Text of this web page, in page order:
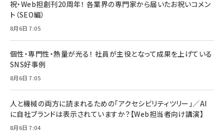
祝・Web担創刊20周年！ 各業界の専門家から届いたお祝いコメン
ト（SEO編）
8月6日 7:05
個性・専門性・熱量が光る！ 社員が主役となって成果を上げている
SNS好事例
8月6日 7:05
人と機械の両方に読まれるための「アクセシビリティツリー」／AI
に自社ブランドは表示されていますか？【Web担当者向け講演】
8月6日 7:04